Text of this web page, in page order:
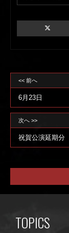
<< 前へ
6月23日
次へ >>
祝賀公演延期分
TOPICS